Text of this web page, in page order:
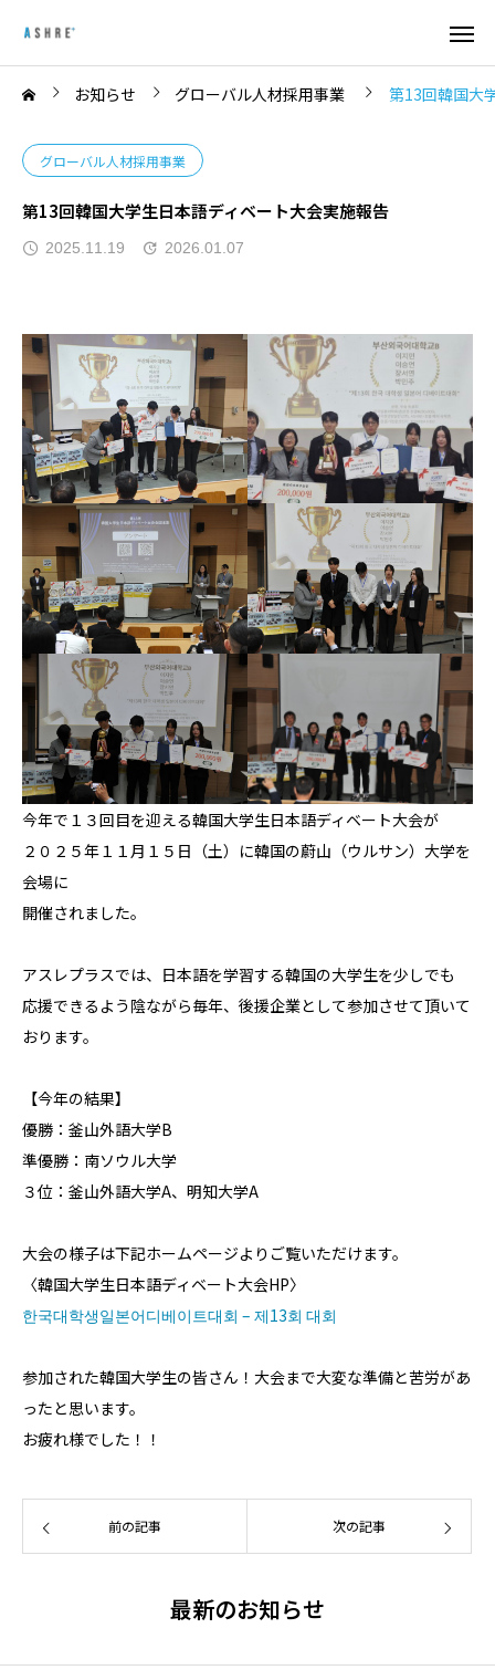
お知らせ グローバル人材採用事業 第13回韓国大
グローバル人材採用事業
第13回韓国大学生日本語ディベート大会実施報告
2025.11.19 2026.01.07
今年で１３回目を迎える韓国大学生日本語ディベート大会が
２０２５年１１月１５日（土）に韓国の蔚山（ウルサン）大学を
会場に
開催されました。
アスレプラスでは、日本語を学習する韓国の大学生を少しでも
応援できるよう陰ながら毎年、後援企業として参加させて頂いて
おります。
【今年の結果】
優勝：釜山外語大学B
準優勝：南ソウル大学
３位：釜山外語大学A、明知大学A
大会の様子は下記ホームページよりご覧いただけます。
〈韓国大学生日本語ディベート大会HP〉
한국대학생일본어디베이트대회 – 제13회 대회
参加された韓国大学生の皆さん！大会まで大変な準備と苦労があ
ったと思います。
お疲れ様でした！！
前の記事 次の記事
最新のお知らせ